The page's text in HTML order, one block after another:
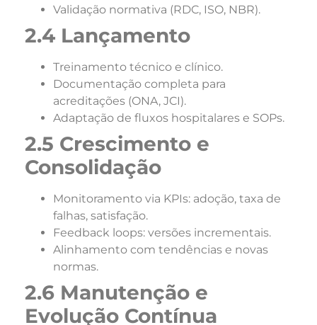
Validação normativa (RDC, ISO, NBR).
2.4 Lançamento
Treinamento técnico e clínico.
Documentação completa para
acreditações (ONA, JCI).
Adaptação de fluxos hospitalares e SOPs.
2.5 Crescimento e
Consolidação
Monitoramento via KPIs: adoção, taxa de
falhas, satisfação.
Feedback loops: versões incrementais.
Alinhamento com tendências e novas
normas.
2.6 Manutenção e
Evolução Contínua